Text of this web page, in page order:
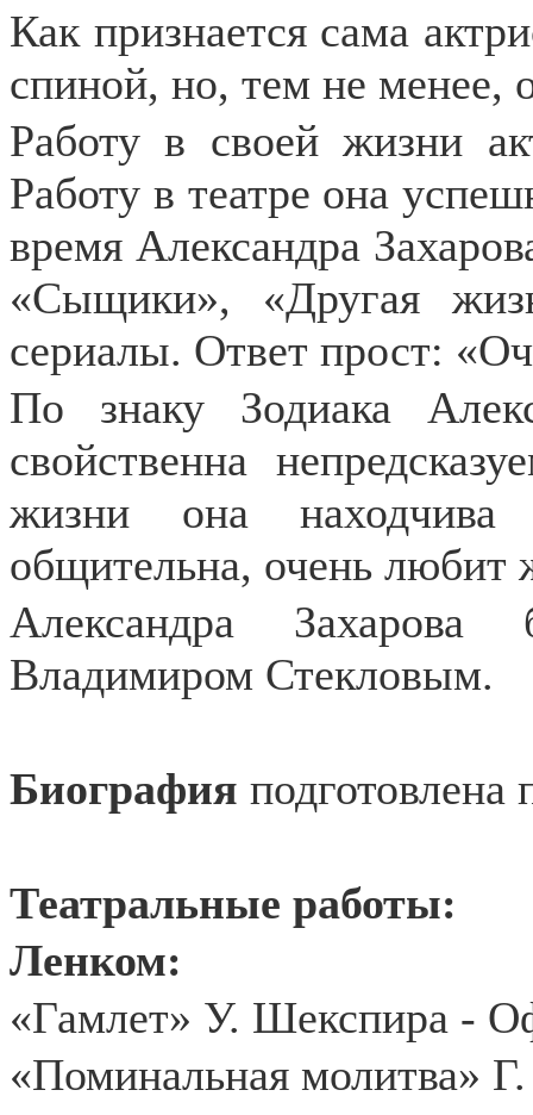
Как признается сама
спиной, но, тем не менее,
Работу в своей жизни
Работу в театре она
время Александра
«Сыщики», «Другая
сериалы. Ответ прост:
По знаку Зодиака
свойственна
жизни она
общительна, очень любит
Александра
Владимиром Стекловым.
Биография
Театральные работы:
Ленком:
«Гамлет» У. Шекспира -
«Поминальная молитва»